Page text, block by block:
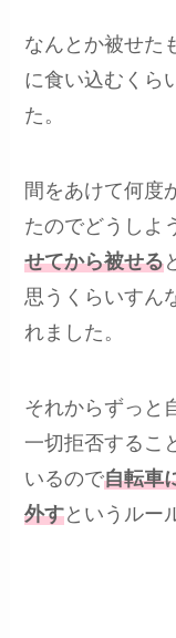
なんとか被せた
に食い込むくら
た。
間をあけて何度
たのでどうしよ
せてから被せる
思うくらいすん
れました。
それからずっと
一切拒否するこ
いるので自転車
外すというルー